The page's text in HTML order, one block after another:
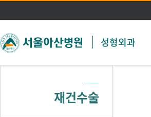
주메뉴 바로가기
본문 바로가기
성형외과
재건수술